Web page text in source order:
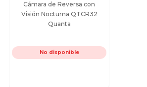
Cámara de Reversa con
Visión Nocturna QTCR32
Quanta
No disponible